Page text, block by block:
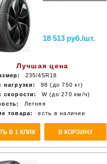
18 513 руб./шт.
Лучшая цена
235/45R18
нагрузки:
98 (до 750 кг)
скорости:
W (до 270 км/ч)
Летняя
товара:
есть в наличии
В 1 КЛИК В КОРЗИНУ